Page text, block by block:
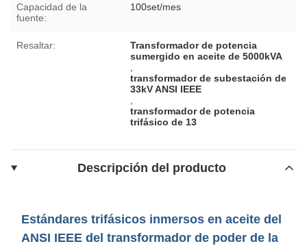
Capacidad de la
fuente:
100set/mes
Resaltar:
Transformador de potencia
sumergido en aceite de 5000kVA
transformador de subestación de
33kV ANSI IEEE
transformador de potencia
trifásico de 13
Descripción del producto
Estándares trifásicos inmersos en aceite del
ANSI IEEE del transformador de poder de la